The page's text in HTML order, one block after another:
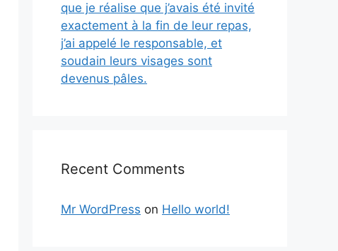
que je réalise que j’avais été invité
exactement à la fin de leur repas,
j’ai appelé le responsable, et
soudain leurs visages sont
devenus pâles.
Recent Comments
Mr WordPress on Hello world!